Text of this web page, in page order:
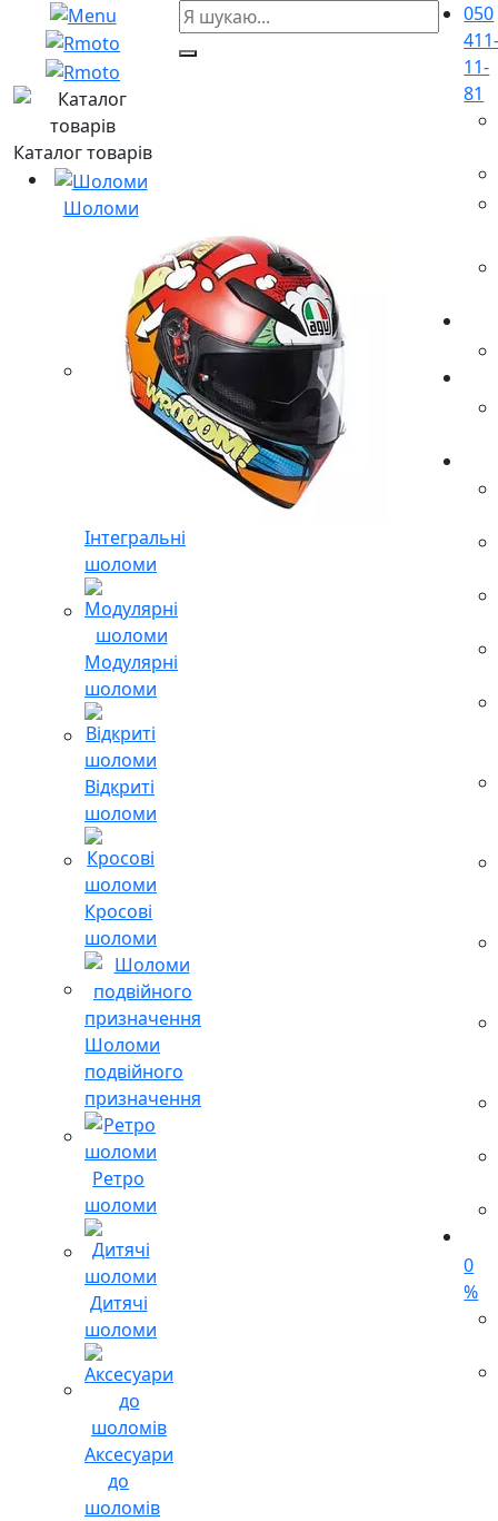
Каталог товарів
Шоломи
Інтегральні
шоломи
Модулярні
шоломи
Відкриті
шоломи
Кросові
шоломи
Шоломи
подвійного
призначення
Ретро
шоломи
Дитячі
шоломи
Аксесуари
до
шоломів
050
11-
81
0
%